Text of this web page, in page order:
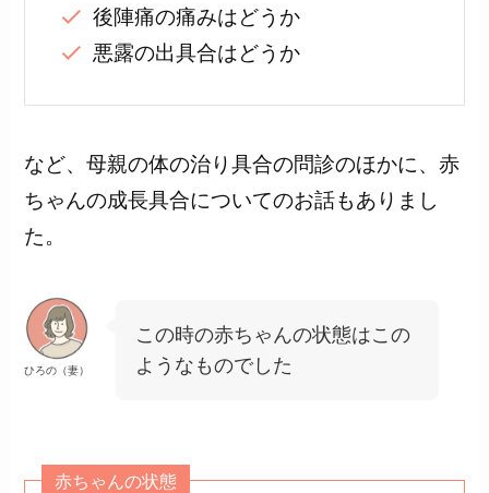
後陣痛の痛みはどうか
悪露の出具合はどうか
など、母親の体の治り具合の問診のほかに、赤
ちゃんの成長具合についてのお話もありまし
た。
ひろの（妻）
この時の赤ちゃんの状態はこの
ようなものでした
赤ちゃんの状態